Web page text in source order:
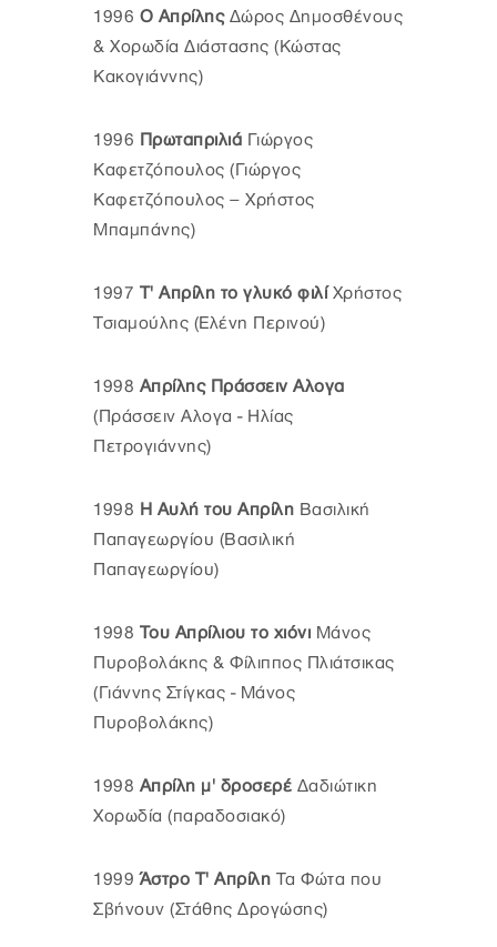
1996 Ο ΑπρίληςΔώρος Δημοσθένους
& Χορωδία Διάστασης (Κώστας
Κακογιάννης)
1996 Πρωταπριλιά Γιώργος
Καφετζόπουλος (Γιώργος
Καφετζόπουλος – Χρήστος
Μπαμπάνης)
1997 Τ' Απρίλη το γλυκό φιλίΧρήστος
Τσιαμούλης (Ελένη Περινού)
1998 Απρίλης Πράσσειν Αλογα
(Πράσσειν Αλογα - Ηλίας
Πετρογιάννης)
1998 Η Αυλή του Απρίλη Βασιλική
Παπαγεωργίου (Βασιλική
Παπαγεωργίου)
1998 Του Απρίλιου το χιόνι Μάνος
Πυροβολάκης & Φίλιππος Πλιάτσικας
(Γιάννης Στίγκας - Μάνος
Πυροβολάκης)
1998 Απρίλη μ' δροσερέ Δαδιώτικη
Χορωδία (παραδοσιακό)
1999 Άστρο Τ' Απρίλη Τα Φώτα που
Σβήνουν (Στάθης Δρογώσης)